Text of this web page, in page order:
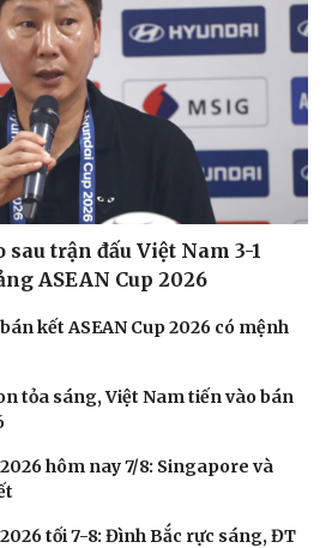
Kể chuyện cho bé
Hạt giống tâm hồn
trận đấu Việt Nam 3-1
ASEAN Cup 2026
kết ASEAN Cup 2026 có mệnh
tỏa sáng, Việt Nam tiến vào bán
hôm nay 7/8: Singapore và
2026 tối 7-8: Đình Bắc rực sáng, ĐT